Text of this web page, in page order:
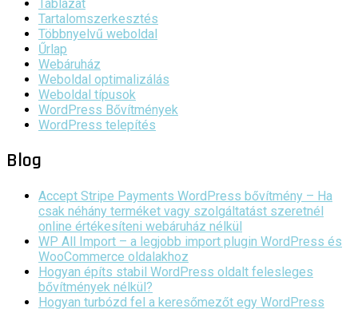
Táblázat
Tartalomszerkesztés
Többnyelvű weboldal
Űrlap
Webáruház
Weboldal optimalizálás
Weboldal típusok
WordPress Bővítmények
WordPress telepítés
Blog
Accept Stripe Payments WordPress bővítmény – Ha
csak néhány terméket vagy szolgáltatást szeretnél
online értékesíteni webáruház nélkül
WP All Import – a legjobb import plugin WordPress és
WooCommerce oldalakhoz
Hogyan építs stabil WordPress oldalt felesleges
bővítmények nélkül?
Hogyan turbózd fel a keresőmezőt egy WordPress